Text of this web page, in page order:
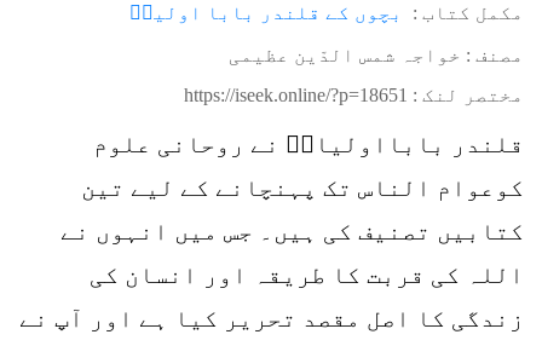
مکمل کتاب : بچوں کے قلندر بابا اولیاؒ
مصنف : خواجہ شمس الدّین عظیمی
مختصر لنک : https://iseek.online/?p=18651
قلندر بابااولیاءؒ نے روحانی علوم
کوعوام الناس تک پہنچانے کے لیے تین
کتابیں تصنیف کی ہیں۔ جس میں انہوں نے
اللہ کی قربت کا طریقہ اور انسان کی
زندگی کا اصل مقصد تحریر کیا ہے اور آپ نے